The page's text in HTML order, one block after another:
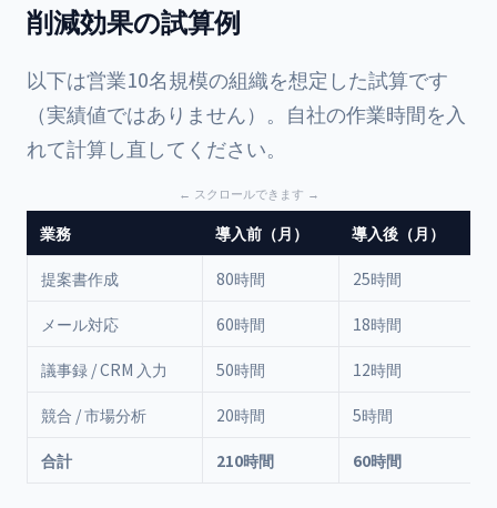
削減効果の試算例
以下は営業10名規模の組織を想定した試算です
（実績値ではありません）。自社の作業時間を入
れて計算し直してください。
業務 導入前（月） 導入後（月）
提案書作成 80時間 25時間
メール対応 60時間 18時間
議事録 / CRM 入力 50時間 12時間
競合 / 市場分析 20時間 5時間
合計 210時間 60時間